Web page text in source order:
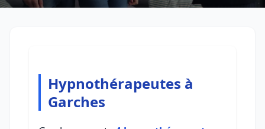
Hypnothérapeutes à
Garches